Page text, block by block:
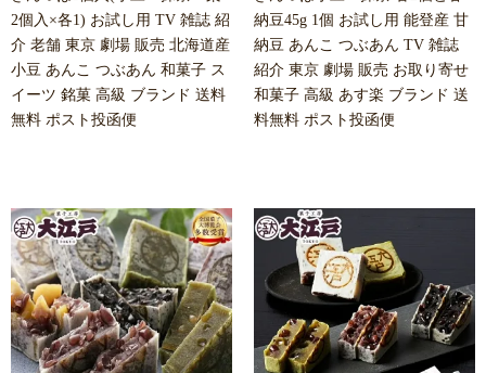
2個入×各1) お試し用 TV 雑誌 紹
介 老舗 東京 劇場 販売 北海道産
小豆 あんこ つぶあん 和菓子 ス
イーツ 銘菓 高級 ブランド 送料
無料 ポスト投函便
納豆45g 1個 お試し用 能登産 甘
納豆 あんこ つぶあん TV 雑誌
紹介 東京 劇場 販売 お取り寄せ
和菓子 高級 あす楽 ブランド 送
料無料 ポスト投函便